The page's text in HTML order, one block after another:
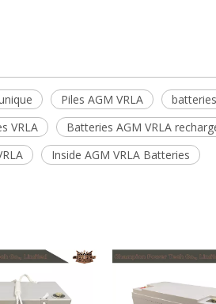
Piles AGM VRLA
VRLA
Batteries AGM VRLA
Inside AGM VRLA Batteries